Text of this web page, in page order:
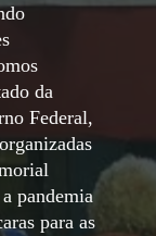
da
Federal,
pandemia
para as